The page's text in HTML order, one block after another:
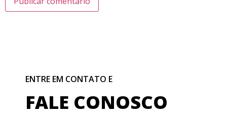
ENTRE EM CONTATO E
FALE CONOSCO